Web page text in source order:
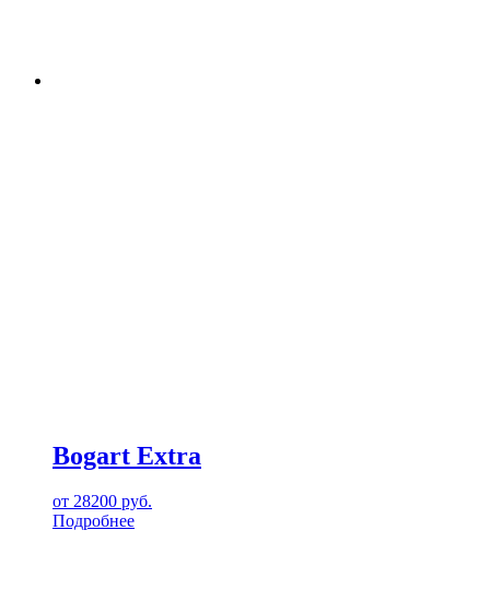
Bogart Extra
от 28200 руб.
Подробнее